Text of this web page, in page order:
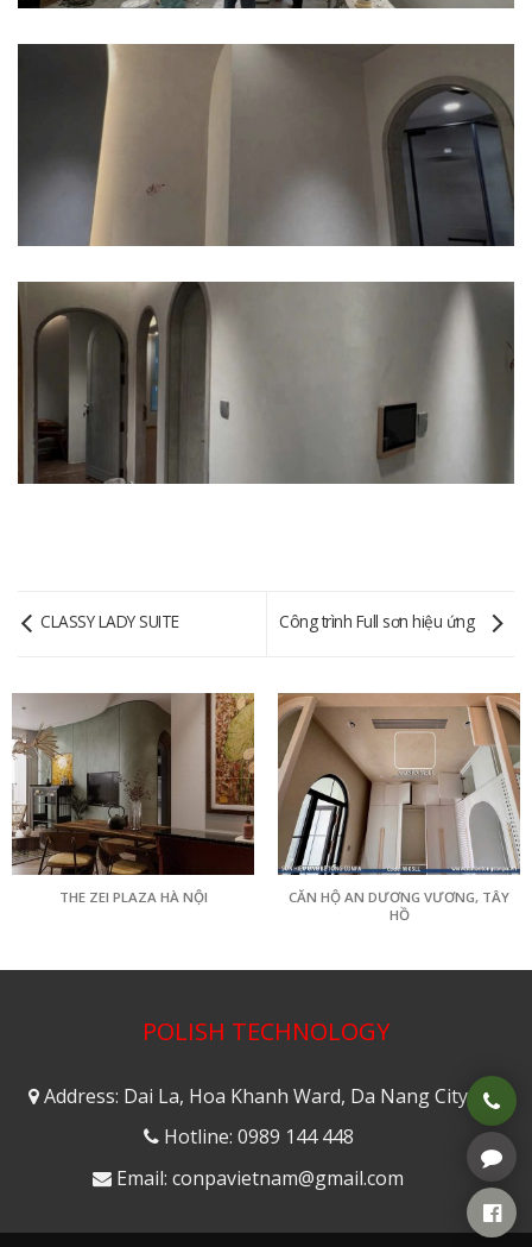
CLASSY LADY SUITE Công trình Full sơn hiệu ứng
THE ZEI PLAZA HÀ NỘI
CĂN HỘ AN DƯƠNG VƯƠNG, TÂY
HỒ
POLISH TECHNOLOGY
Address: Dai La, Hoa Khanh Ward, Da Nang City
Hotline: 0989 144 448
Email: conpavietnam@gmail.com